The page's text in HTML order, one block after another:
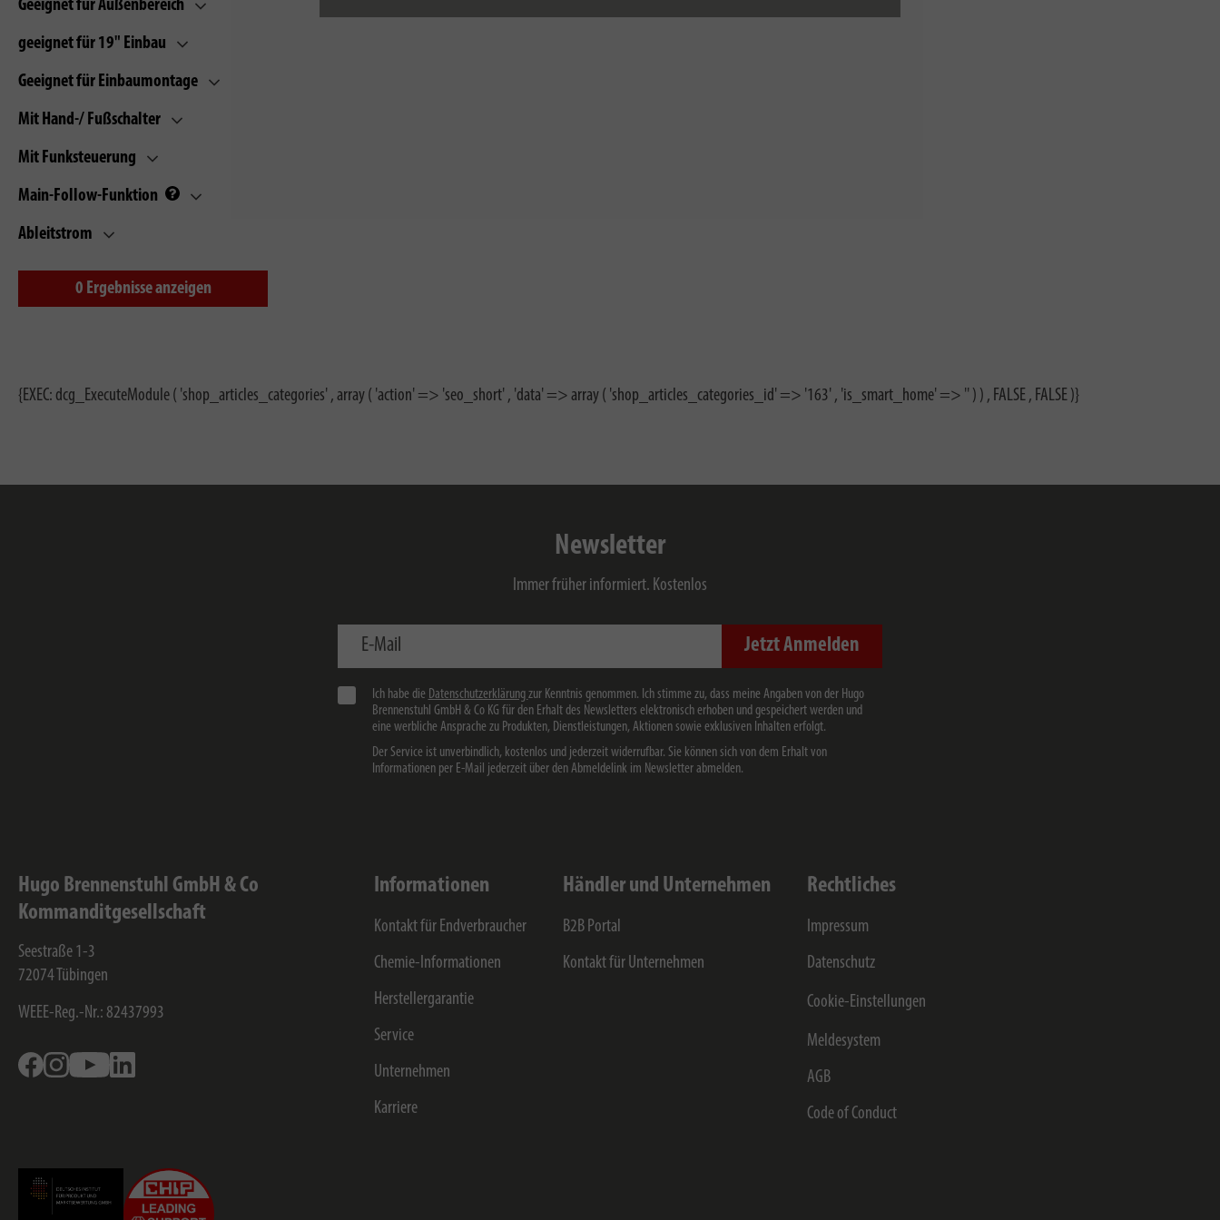
Geeignet für Außenbereich
geeignet für 19" Einbau
Geeignet für Einbaumontage
Mit Hand-/ Fußschalter
Mit Funksteuerung
Main-Follow-Funktion
Ableitstrom
0 Ergebnisse anzeigen
{EXEC: dcg_ExecuteModule ( 'shop_articles_categories' , array ( 'action' => 'seo_short' , 'data' => array ( 'shop_articles_categories_id' => '163' , 'is_smart_home' => '' ) ) , FALSE , FALSE )}
Newsletter
Immer früher informiert. Kostenlos
E-Mail Jetzt Anmelden
Ich habe die Datenschutzerklärungzur Kenntnis genommen. Ich stimme zu, dass meine Angaben von der Hugo
Brennenstuhl GmbH & Co KG für den Erhalt des Newsletters elektronisch erhoben und gespeichert werden und
eine werbliche Ansprache zu Produkten, Dienstleistungen, Aktionen sowie exklusiven Inhalten erfolgt.
Der Service ist unverbindlich, kostenlos und jederzeit widerrufbar. Sie können sich von dem Erhalt von
Informationen per E-Mail jederzeit über den Abmeldelink im Newsletter abmelden.
Hugo Brennenstuhl GmbH & Co
Kommanditgesellschaft
Seestraße 1-3
72074 Tübingen
WEEE-Reg.-Nr.: 82437993
FacebookInstagramYoutube
Informationen
Kontakt für Endverbraucher
Chemie-Informationen
Herstellergarantie
Service
Unternehmen
Karriere
Händler und Unternehmen
B2B Portal
Kontakt für Unternehmen
Rechtliches
Impressum
Datenschutz
Cookie-Einstellungen
Meldesystem
AGB
Code of Conduct